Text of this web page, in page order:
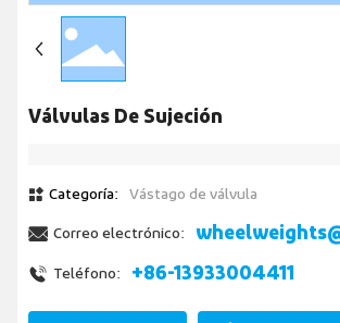
Válvulas De Sujeción
Categoría: Vástago de válvula
Correo electrónico:
Teléfono: +86-13933004411